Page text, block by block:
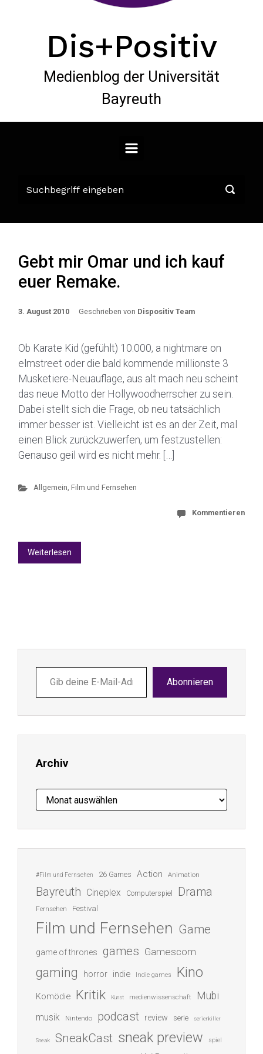
Dis+Positiv
Medienblog der Universität
Bayreuth
Gebt mir Omar und ich kauf
euer Remake.
3. August 2010 Geschrieben von Dispositiv Team
Ob Karate Kid (gefühlt) 10.000, a nightmare on
elmstreet oder die bald kommende millionste 3
Musketiere-Neuauflage, aus alt mach neu scheint
das neue Motto der Hollywoodherrscher zu sein.
Dabei stellt sich die Frage, ob neu tatsächlich
immer besser ist. Vielleicht ist es an der Zeit, mal
einen Blick zurückzuwerfen, um festzustellen:
Genauso geil wird es nicht mehr. […]
Allgemein, Film und Fernsehen
Kommentieren
Weiterlesen
deine
E-
ein ...
Abonnieren
Archiv
Archiv
#Film und Fernsehen 26 Games Action Animation
Bayreuth Cineplex Computerspiel Drama
Fernsehen Festival
Film und Fernsehen Game
game of thrones games Gamescom
gaming horror indie Indie games Kino
Komödie Kritik Kunst medienwissenschaft Mubi
musik Nintendo podcast review serie serienkiller
Sneak SneakCast sneak preview spiel